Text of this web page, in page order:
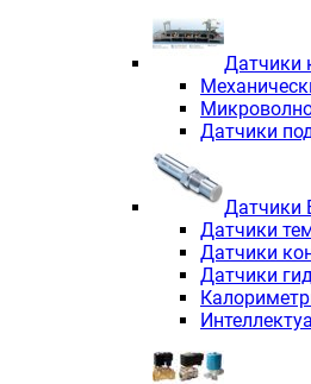
Датчики
Датчики
Датчики
Датчики
Датчики
Датчики